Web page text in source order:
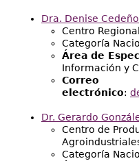
Dra. Denise Cedeño
Centro
Categoría
Área de
Información y
Correo
electrónico:
Dr. Gerardo
Centro de
Categoría